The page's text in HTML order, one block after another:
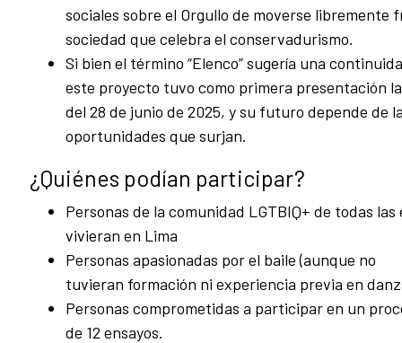
sociales sobre el Orgullo de moverse libremente
sociedad que celebra el conservadurismo.
Si bien el término “Elenco” sugería una
este proyecto tuvo como primera presentación
del 28 de junio de 2025, y su futuro depende de
oportunidades que surjan.
¿Quiénes podían participar?
Personas de la comunidad LGTBIQ+ de todas las
vivieran en Lima
Personas apasionadas por el baile (aunque no
tuvieran formación ni experiencia previa en
Personas comprometidas a participar en un
de 12 ensayos.